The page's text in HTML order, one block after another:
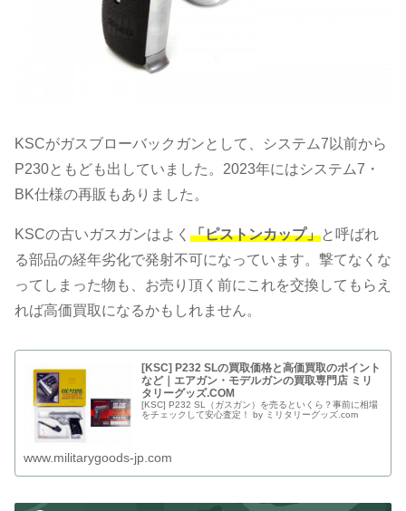
KSCがガスブローバックガンとして、システム7以前から
P230ともども出していました。2023年にはシステム7・
BK仕様の再販もありました。
KSCの古いガスガンはよく 「ピストンカップ」と呼ばれ
る部品の経年劣化で発射不可になっています。撃てなくな
ってしまった物も、お売り頂く前にこれを交換してもらえ
れば高価買取になるかもしれません。
[KSC] P232 SLの買取価格と高価買取のポイント
など｜エアガン・モデルガンの買取専門店 ミリ
タリーグッズ.COM
[KSC] P232 SL（ガスガン）を売るといくら？事前に相場
をチェックして安心査定！ by ミリタリーグッズ.com
www.militarygoods-jp.com